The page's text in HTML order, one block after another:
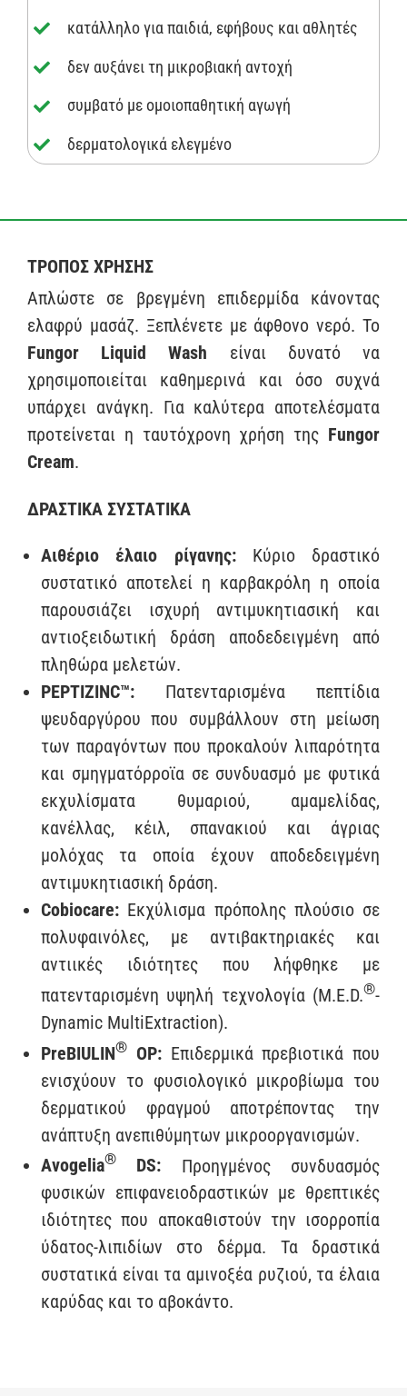
κατάλληλο για παιδιά, εφήβους και αθλητές
δεν αυξάνει τη μικροβιακή αντοχή
συμβατό με ομοιοπαθητική αγωγή
δερματολογικά ελεγμένο
ΤΡΟΠΟΣ ΧΡΗΣΗΣ
Απλώστε σε βρεγμένη επιδερμίδα κάνοντας
ελαφρύ μασάζ. Ξεπλένετε με άφθονο νερό. To
Fungor Liquid Wash είναι δυνατό να
χρησιμοποιείται καθημερινά και όσο συχνά
υπάρχει ανάγκη. Για καλύτερα αποτελέσματα
προτείνεται η ταυτόχρονη χρήση της Fungor
Cream.
ΔΡΑΣΤΙΚΑ ΣΥΣΤΑΤΙΚΑ
Αιθέριο έλαιο ρίγανης: Κύριο δραστικό
συστατικό αποτελεί η καρβακρόλη η οποία
παρουσιάζει ισχυρή αντιμυκητιασική και
αντιοξειδωτική δράση αποδεδειγμένη από
πληθώρα μελετών.
PEPTIZINC™:Πατενταρισμένα πεπτίδια
ψευδαργύρου που συμβάλλουν στη μείωση
των παραγόντων που προκαλούν λιπαρότητα
και σμηγματόρροϊα σε συνδυασμό με φυτικά
εκχυλίσματα θυμαριού, αμαμελίδας,
κανέλλας, κέιλ, σπανακιού και άγριας
μολόχας τα οποία έχουν αποδεδειγμένη
αντιμυκητιασική δράση.
Cobiocare:Εκχύλισμα πρόπολης πλούσιο σε
πολυφαινόλες, με αντιβακτηριακές και
αντιικές ιδιότητες που λήφθηκε με
πατενταρισμένη υψηλή τεχνολογία (M.E.D.®-
Dynamic MultiExtraction).
PreBIULIN®OP:Επιδερμικά πρεβιοτικά που
ενισχύουν το φυσιολογικό μικροβίωμα του
δερματικού φραγμού αποτρέποντας την
ανάπτυξη ανεπιθύμητων μικροοργανισμών.
Avogelia®DS: Προηγμένος συνδυασμός
φυσικών επιφανειοδραστικών με θρεπτικές
ιδιότητες που αποκαθιστούν την ισορροπία
ύδατος-λιπιδίων στο δέρμα. Τα δραστικά
συστατικά είναι τα αμινοξέα ρυζιού, τα έλαια
καρύδας και το αβοκάντο.